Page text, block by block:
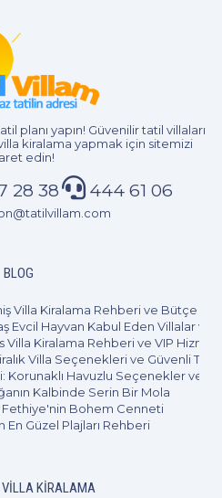
planı yapın! Güvenilir tatil villaları
kiralama yapmak için sitemizi
edin!
28 38 444 61 06
BLOG
Villa Kiralama Rehberi ve Bütçe
Evcil Hayvan Kabul Eden Villalar ve
Villa Kiralama Rehberi ve VIP
Villa Seçenekleri ve Güvenli
Korunaklı Havuzlu Seçenekler ve
Kalbinde Serin Bir Mola
Bohem Cenneti
En Güzel Plajları Rehberi
VILLA KIRALAMA